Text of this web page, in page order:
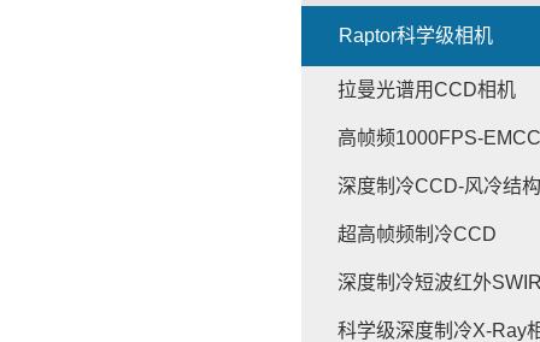
Raptor科学级相机
拉曼光谱用CCD相机
高帧频1000FPS-
深度制冷CCD-风冷结构
超高帧频制冷CCD
深度制冷短波红外
科学级深度制冷X-Ray